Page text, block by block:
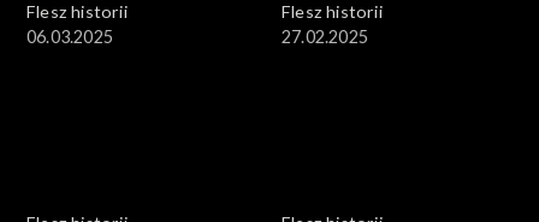
Flesz historii
06.03.2025
Flesz historii
27.02.2025